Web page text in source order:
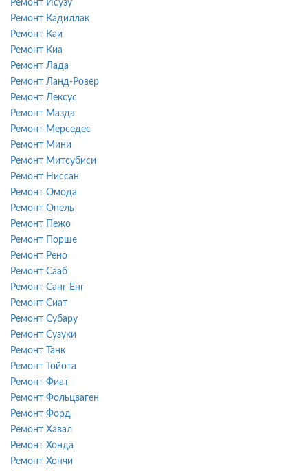
Ремонт Исузу
Ремонт Кадиллак
Ремонт Каи
Ремонт Киа
Ремонт Лада
Ремонт Ланд-Ровер
Ремонт Лексус
Ремонт Мазда
Ремонт Мерседес
Ремонт Мини
Ремонт Митсубиси
Ремонт Ниссан
Ремонт Омода
Ремонт Опель
Ремонт Пежо
Ремонт Порше
Ремонт Рено
Ремонт Сааб
Ремонт Санг Енг
Ремонт Сиат
Ремонт Субару
Ремонт Сузуки
Ремонт Танк
Ремонт Тойота
Ремонт Фиат
Ремонт Фольцваген
Ремонт Форд
Ремонт Хавал
Ремонт Хонда
Ремонт Хончи